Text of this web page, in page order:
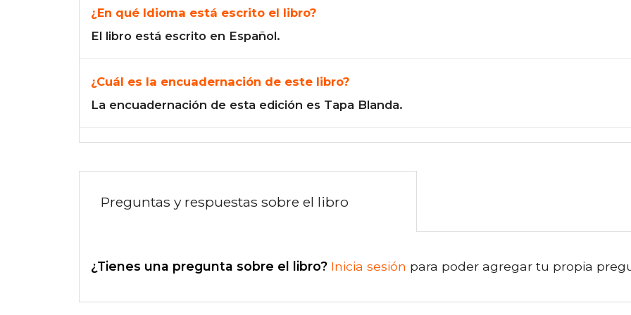
¿En qué Idioma está escrito el libro?
El libro está escrito en Español.
¿Cuál es la encuadernación de este libro?
La encuadernación de esta edición es Tapa Blanda.
Preguntas y respuestas sobre el libro
¿Tienes una pregunta sobre el libro? Inicia sesión para poder agregar tu propia